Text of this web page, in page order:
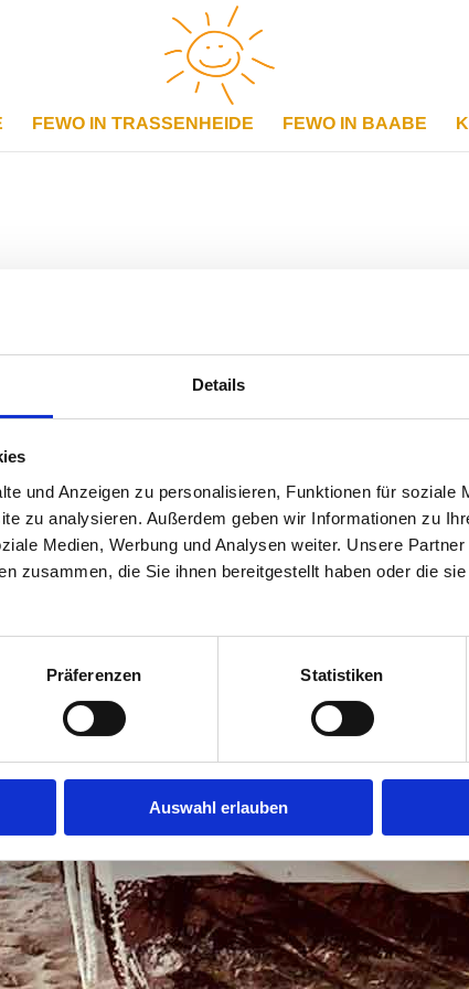
Details
und Anzeigen zu personalisieren, Funktionen für soziale
zu analysieren. Außerdem geben wir Informationen zu
Medien, Werbung und Analysen weiter. Unsere
zusammen, die Sie ihnen bereitgestellt haben oder die
Präferenzen Statistiken
Auswahl erlauben
FEWO IN TRAS­SEN­HEI­DE FEWO IN BAA­BE
dele­te it, then start wri­ting!
Schütze.